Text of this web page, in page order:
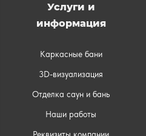
Услуги и
информация
Каркасные бани
3D-визуализация
Отделка саун и бань
Наши работы